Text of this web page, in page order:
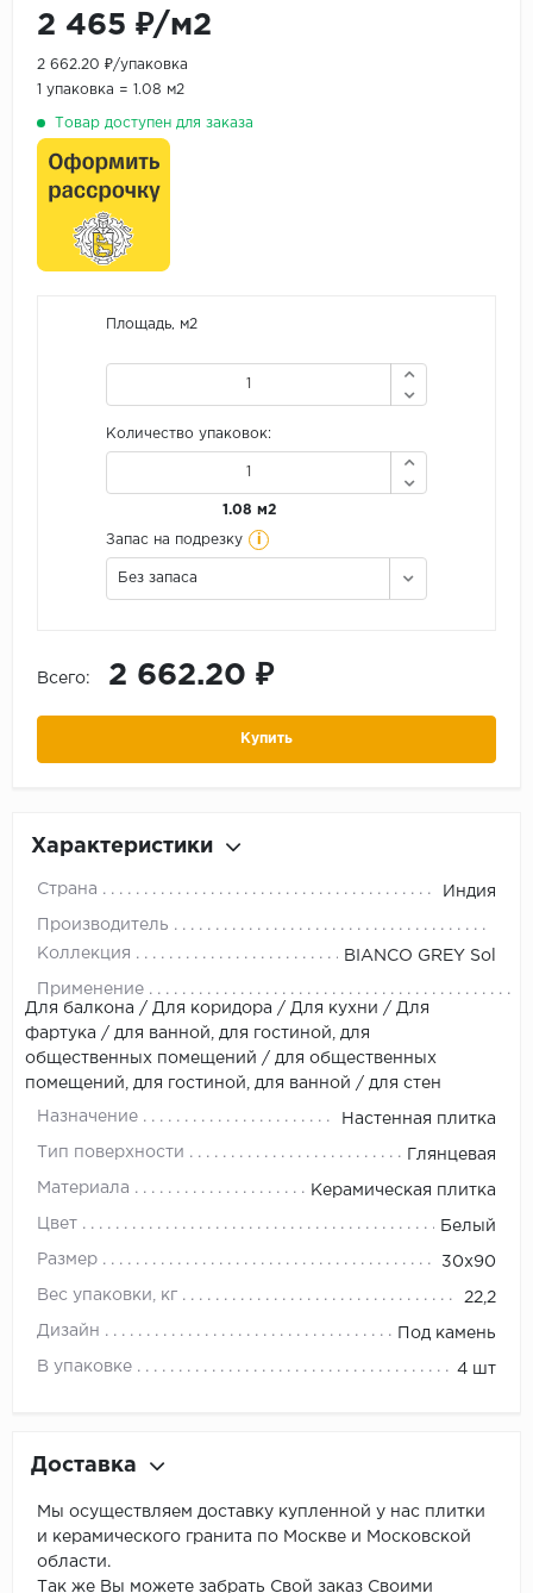
2 465 ₽/м2
2 662.20 ₽/упаковка
1 упаковка = 1.08 м2
Товар доступен для заказа
Площадь, м2
Количество упаковок:
1.08 м2
Запас на подрезку i
Без запаса
Всего: 2 662.20 ₽
Купить
Характеристики
Страна Индия
Производитель
Коллекция
BIANCO GREY Sol
Применение
Для балкона / Для коридора / Для кухни / Для
фартука / для ванной, для гостиной, для
общественных помещений / для общественных
помещений, для гостиной, для ванной / для стен
Назначение Настенная плитка
Тип поверхности Глянцевая
Материала Керамическая плитка
Цвет Белый
Размер 30х90
Вес упаковки, кг 22,2
Дизайн Под камень
В упаковке 4 шт
Доставка
Мы осуществляем доставку купленной у нас плитки
и керамического гранита по Москве и Московской
области.
Так же Вы можете забрать Свой заказ Своими